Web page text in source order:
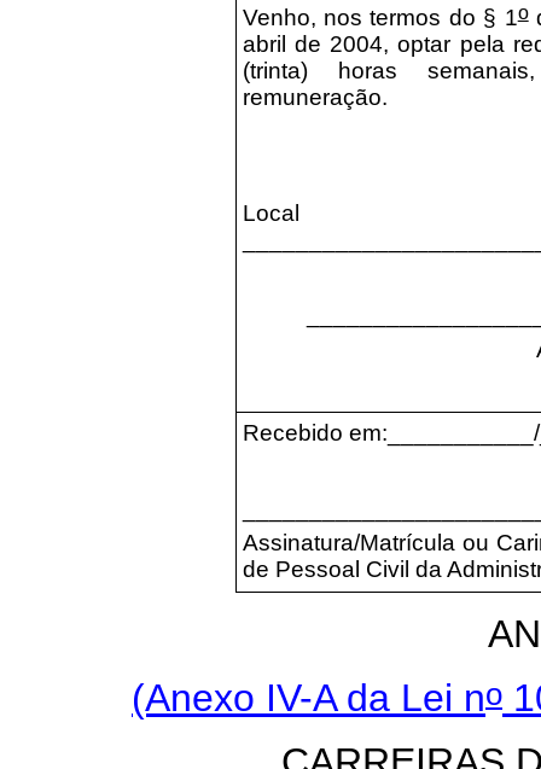
Venho, nos termos do § 1o
abril de 2004, optar pela
(trinta) horas
remuneração.
Recebido
Assinatura/Matrícula ou
de Pessoal Civil da
(Anexo IV-A da Lei no